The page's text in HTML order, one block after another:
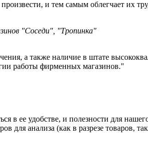
и тем самым облегчает их
"Соседи", "Тропинка"
а также наличие в штате
работы фирменных магазинов."
в ее удобстве, и полезности для
для анализа (как в разрезе товаров,